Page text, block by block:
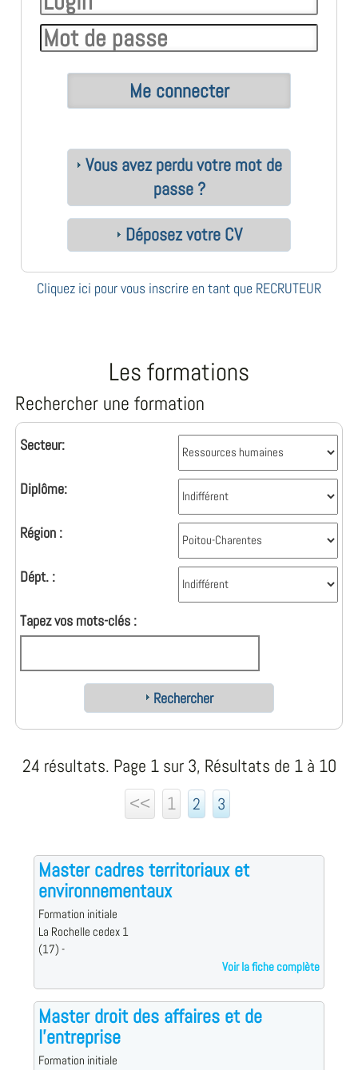
Vous avez perdu votre mot de
passe ?
Déposez votre CV
Cliquez ici pour vous inscrire en tant que RECRUTEUR
Les formations
Rechercher une formation
Secteur:
Diplôme:
Région :
Dépt. :
Tapez vos mots-clés :
Rechercher
24 résultats. Page 1 sur 3, Résultats de 1 à 10
<<
1 2 3
Master cadres territoriaux et
environnementaux
Formation initiale
La Rochelle cedex 1
(17) -
Voir la fiche complète
Master droit des affaires et de
l'entreprise
Formation initiale